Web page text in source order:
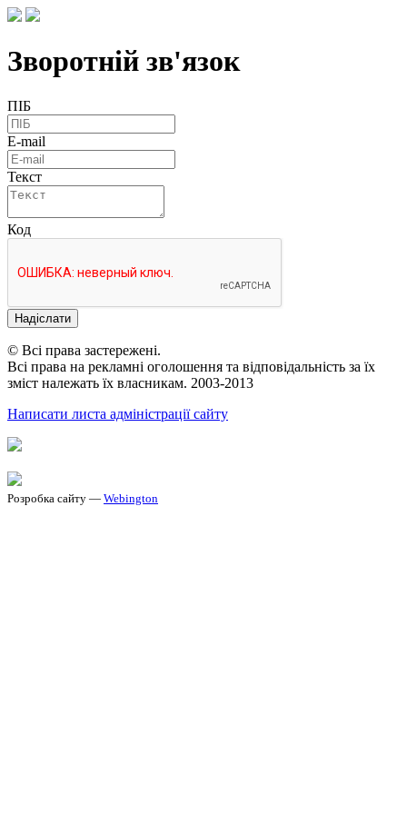
Зворотній зв'язок
ПІБ
E-mail
Текст
Код
Надіслати
© Всі права застережені.
Всі права на рекламні оголошення та відповідальність за їх
зміст належать їх власникам. 2003-2013
Написати листа адміністрації сайту
Розробка сайту — Webington